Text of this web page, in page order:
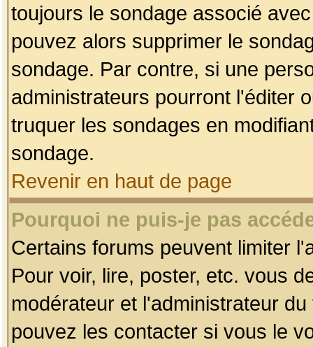
toujours le sondage associé
pouvez alors supprimer le
sondage. Par contre, si une
administrateurs pourront l'éditer
truquer les sondages en
sondage.
Revenir en haut de page
Pourquoi ne puis-je pas
Certains forums peuvent limiter
Pour voir, lire, poster, etc. vous
modérateur et l'administrateur
pouvez les contacter si vous le